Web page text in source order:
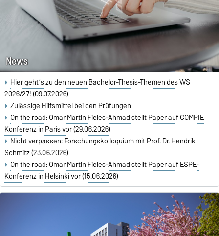
News
Hier geht´s zu den neuen Bachelor-Thesis-Themen des WS
2026/27! (09.07.2026)
Zulässige Hilfsmittel bei den Prüfungen
On the road: Omar Martin Fieles-Ahmad stellt Paper auf COMPIE
Konferenz in Paris vor (29.06.2026)
Nicht verpassen: Forschungskolloquium mit Prof. Dr. Hendrik
Schmitz (23.06.2026)
On the road: Omar Martin Fieles-Ahmad stellt Paper auf ESPE-
Konferenz in Helsinki vor (15.06.2026)